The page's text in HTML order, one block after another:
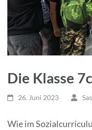
Die Klasse
26. Juni 2023
Wie im